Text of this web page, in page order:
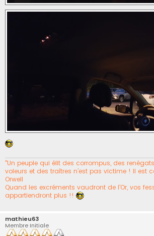
"Un peuple qui élit des corrompus, des
voleurs et des traîtres n’est pas victime ! Il est
Orwell
Quand les excréments vaudront de l'Or, vos
appartiendront plus !!
mathieu63
Membre Initiale